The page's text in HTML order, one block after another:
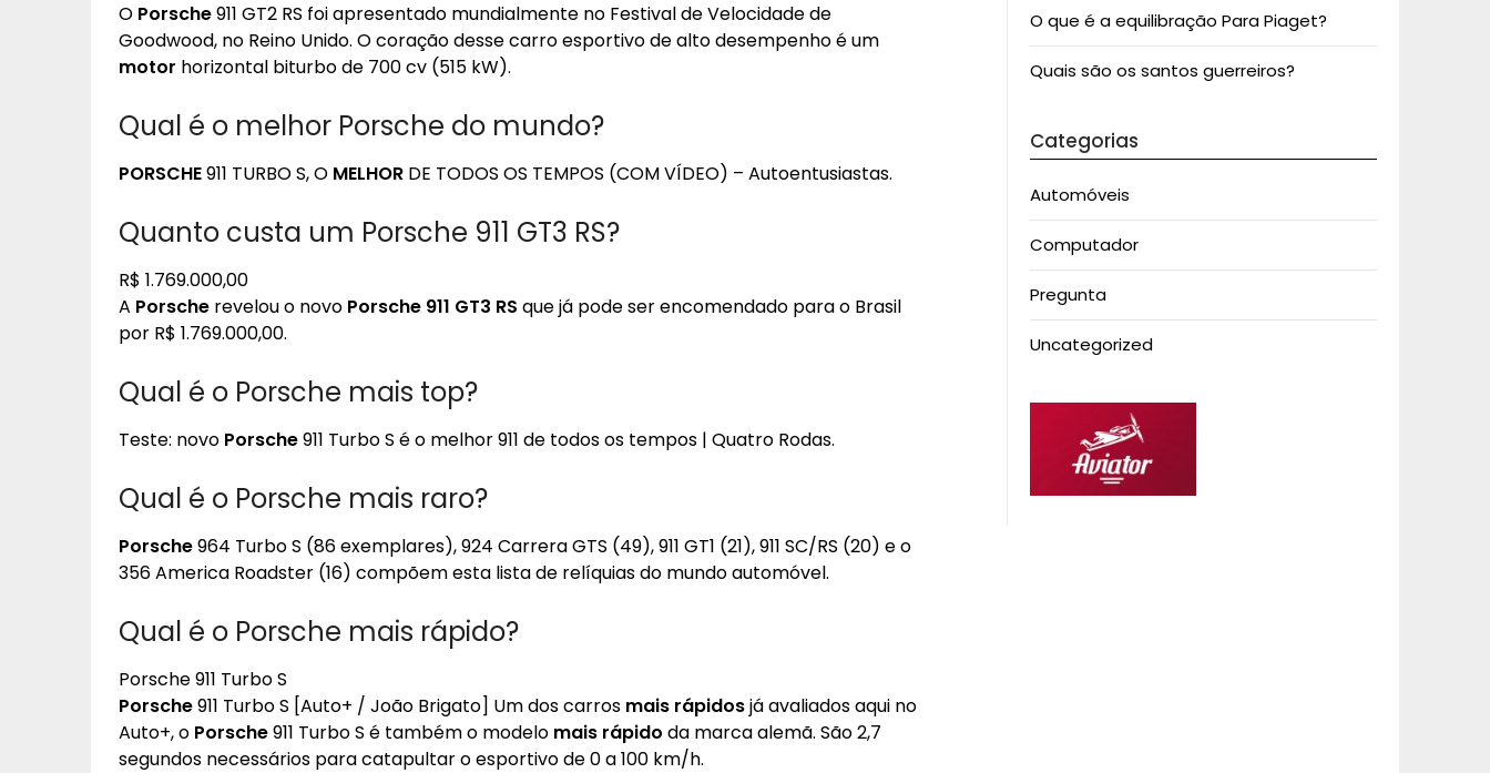
O Porsche911 GT2 RS foi apresentado mundialmente no Festival de Velocidade de
Goodwood, no Reino Unido. O coração desse carro esportivo de alto desempenho é um
motor horizontal biturbo de 700 cv (515 kW).
Qual é o melhor Porsche do mundo?
PORSCHE911 TURBO S, O MELHOR DE TODOS OS TEMPOS (COM VÍDEO) – Autoentusiastas.
Quanto custa um Porsche 911 GT3 RS?
R$ 1.769.000,00
A Porsche revelou o novo Porsche 911 GT3 RS que já pode ser encomendado para o Brasil
por R$ 1.769.000,00.
Qual é o Porsche mais top?
Teste: novo Porsche911 Turbo S é o melhor 911 de todos os tempos | Quatro Rodas.
Qual é o Porsche mais raro?
Porsche964 Turbo S (86 exemplares), 924 Carrera GTS (49), 911 GT1 (21), 911 SC/RS (20) e o
356 America Roadster (16) compõem esta lista de relíquias do mundo automóvel.
Qual é o Porsche mais rápido?
Porsche 911 Turbo S
Porsche911 Turbo S [Auto+ / João Brigato] Um dos carros mais rápidosjá avaliados aqui no
Auto+, o Porsche911 Turbo S é também o modelo mais rápido da marca alemã. São 2,7
segundos necessários para catapultar o esportivo de 0 a 100 km/h.
O que é a equilibração Para Piaget?
Quais são os santos guerreiros?
Categorias
Automóveis
Computador
Pregunta
Uncategorized